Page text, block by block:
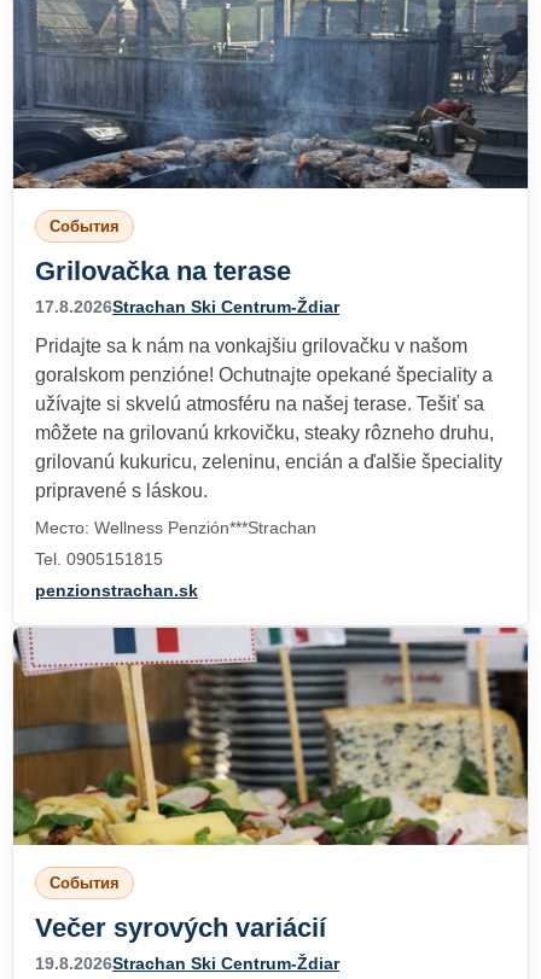
События
Grilovačka na terase
17.8.2026Strachan Ski Centrum-Ždiar
Pridajte sa k nám na vonkajšiu grilovačku v našom
goralskom penzióne! Ochutnajte opekané špeciality a
užívajte si skvelú atmosféru na našej terase. Tešiť sa
môžete na grilovanú krkovičku, steaky rôzneho druhu,
grilovanú kukuricu, zeleninu, encián a ďalšie špeciality
pripravené s láskou.
Место: Wellness Penzión***Strachan
Tel. 0905151815
penzionstrachan.sk
События
Večer syrových variácií
19.8.2026Strachan Ski Centrum-Ždiar